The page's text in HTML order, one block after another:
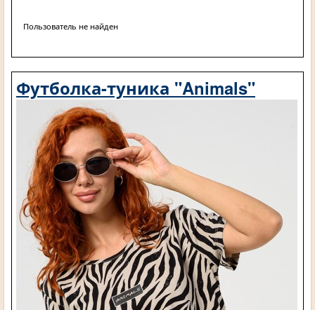
Пользователь не найден
Футболка-туника "Animals"